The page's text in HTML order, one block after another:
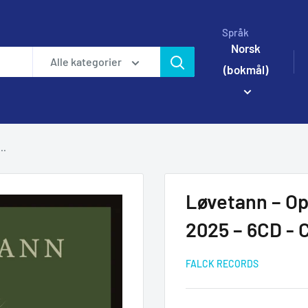
Alle kategorier
Språk
Norsk
(bokmål)
Løvetann –
2025 – 6CD -
FALCK RECORDS